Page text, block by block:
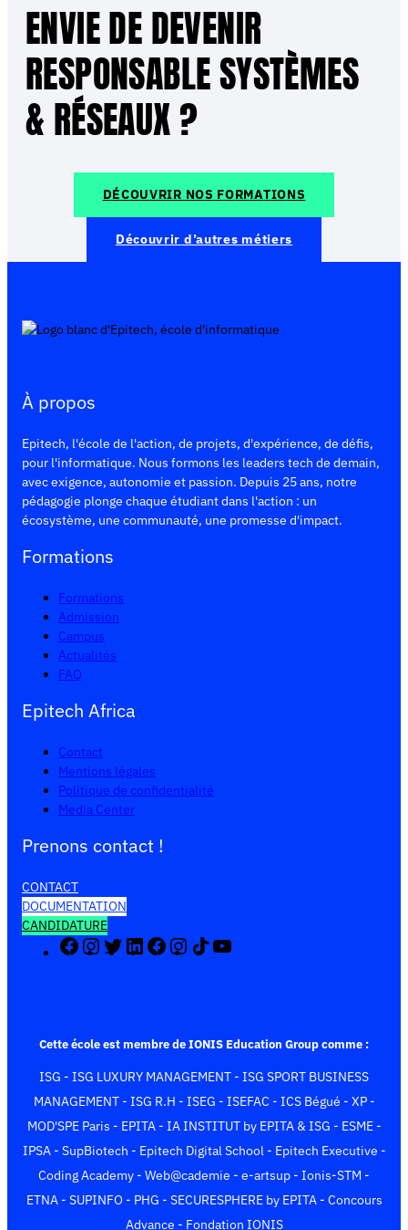
ENVIE DE DEVENIR
RESPONSABLE SYSTÈMES
& RÉSEAUX ?
DÉCOUVRIR NOS FORMATIONS
Découvrir d’autres métiers
À propos
Epitech, l'école de l'action, de projets, d'expérience, de défis,
pour l'informatique. Nous formons les leaders tech de demain,
avec exigence, autonomie et passion. Depuis 25 ans, notre
pédagogie plonge chaque étudiant dans l'action : un
écosystème, une communauté, une promesse d'impact.
Formations
Formations
Admission
Campus
Actualités
FAQ
Epitech Africa
Contact
Mentions légales
Politique de confidentialité
Media Center
Prenons contact !
CONTACT
DOCUMENTATION
CANDIDATURE
F
o
k
I
g
a
m
X
t
e
r
L
d
n
F
o
k
I
g
a
m
T
k
b
Cette école est membre de IONIS Education Group comme :
ISG - ISG LUXURY MANAGEMENT - ISG SPORT BUSINESS
MANAGEMENT- ISG R.H - ISEG - ISEFAC - ICS Bégué - XP-
MOD'SPE Paris - EPITA- IA INSTITUT by EPITA & ISG - ESME-
IPSA- SupBiotech - Epitech Digital School- Epitech Executive -
Coding Academy - Web@cademie - e-artsup - Ionis-STM -
ETNA- SUPINFO - PHG - SECURESPHERE by EPITA- Concours
Advance - Fondation IONIS